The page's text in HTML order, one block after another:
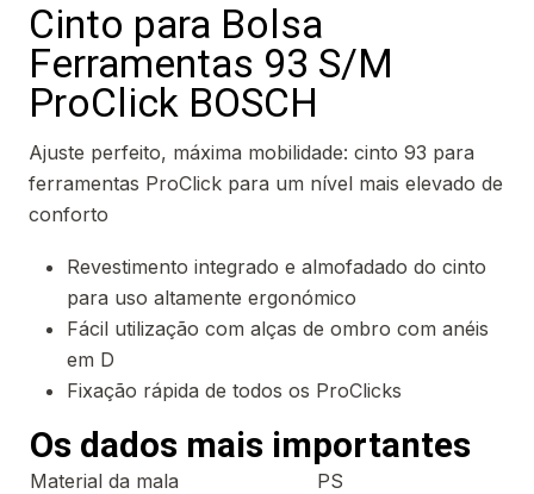
Cinto para Bolsa
Ferramentas 93 S/M
ProClick BOSCH
Ajuste perfeito, máxima mobilidade: cinto 93 para
ferramentas ProClick para um nível mais elevado de
conforto
Revestimento integrado e almofadado do cinto
para uso altamente ergonómico
Fácil utilização com alças de ombro com anéis
em D
Fixação rápida de todos os ProClicks
Os dados mais importantes
Material da mala
PS